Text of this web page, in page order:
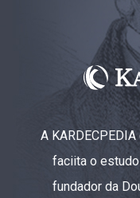
A
faciita o
fundador da